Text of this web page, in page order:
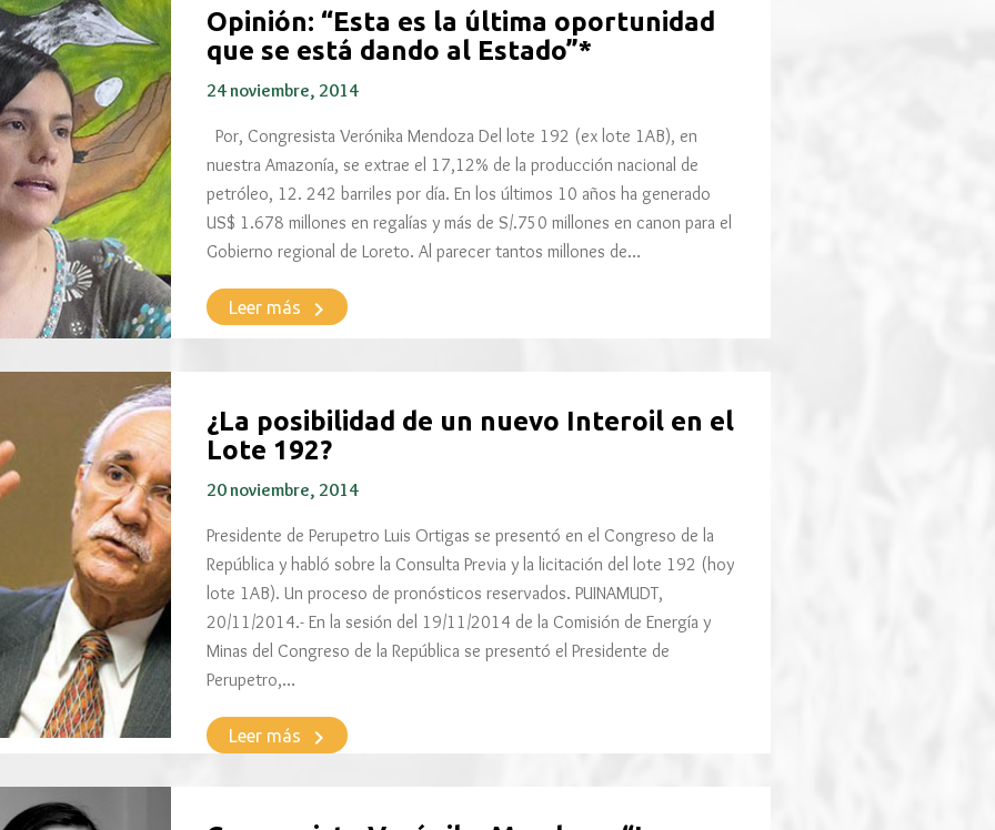
Opinión: “Esta es la última oportunidad
que se está dando al Estado”*
24 noviembre, 2014
Por, Congresista Verónika Mendoza Del lote 192 (ex lote 1AB), en
nuestra Amazonía, se extrae el 17,12% de la producción nacional de
petróleo, 12. 242 barriles por día. En los últimos 10 años ha generado
US$ 1.678 millones en regalías y más de S/.750 millones en canon para el
Gobierno regional de Loreto. Al parecer tantos millones de…
Leer más keyboard_arrow_right
¿La posibilidad de un nuevo Interoil en el
Lote 192?
20 noviembre, 2014
Presidente de Perupetro Luis Ortigas se presentó en el Congreso de la
República y habló sobre la Consulta Previa y la licitación del lote 192 (hoy
lote 1AB). Un proceso de pronósticos reservados. PUINAMUDT,
20/11/2014.- En la sesión del 19/11/2014 de la Comisión de Energía y
Minas del Congreso de la República se presentó el Presidente de
Perupetro,…
Leer más keyboard_arrow_right